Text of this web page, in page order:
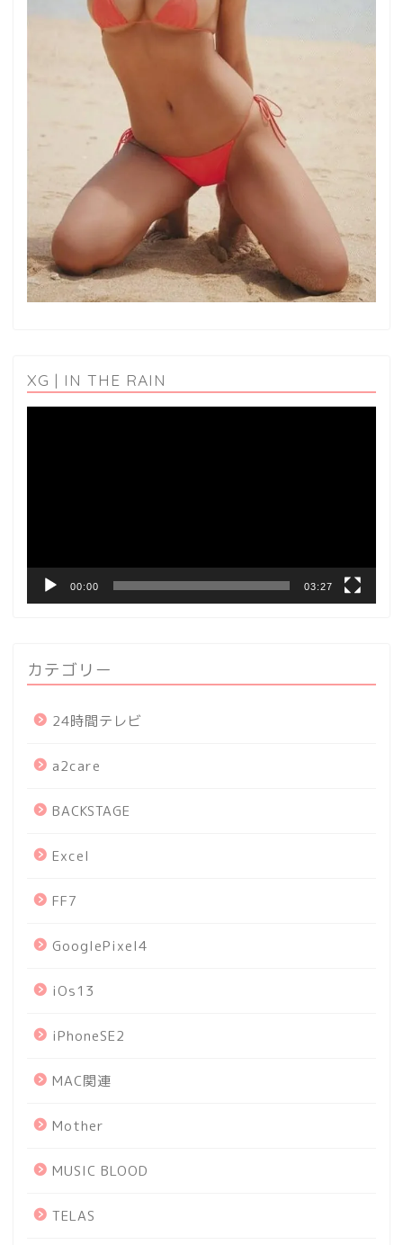
XG | IN THE RAIN
00:00 03:27
カテゴリー
24時間テレビ
a2care
BACKSTAGE
Excel
FF7
GooglePixel4
iOs13
iPhoneSE2
MAC関連
Mother
MUSIC BLOOD
TELAS